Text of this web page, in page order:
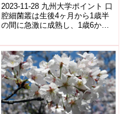
か⽉児の⼝腔細菌叢形成に
影響することが明らかに〜
2023-11-28 九州⼤学ポイント ⼝
腔細菌叢は⽣後4ヶ⽉から1歳半
の間に急激に成熟し、1歳6か⽉
⼟台が形成されていた。 ⽢味
飲...